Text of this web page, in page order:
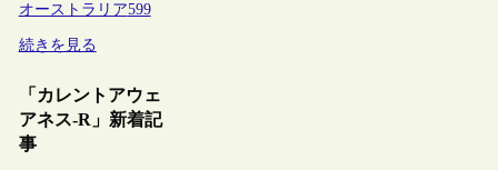
オーストラリア599
続きを見る
「カレントアウェ
アネス-R」新着記
事